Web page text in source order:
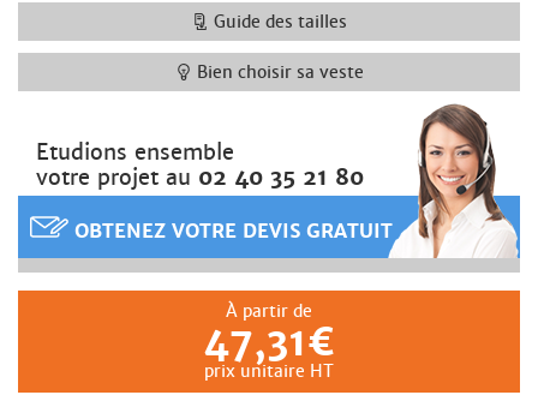
Guide des tailles
Bien choisir sa veste
Etudions ensemble
votre projet au 02 40 35 21 80
OBTENEZ VOTRE DEVIS GRATUIT
À partir de
47,31€
prix unitaire HT